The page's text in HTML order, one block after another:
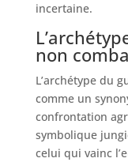
incertaine.
non
L’archétype du
comme un
confrontation
symbolique
celui qui vainc